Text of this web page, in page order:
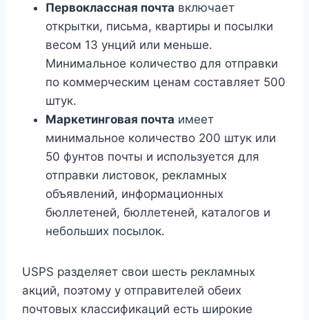
Первоклассная почта включает
открытки, письма, квартиры и посылки
весом 13 унций или меньше.
Минимальное количество для отправки
по коммерческим ценам составляет 500
штук.
Маркетинговая почта имеет
минимальное количество 200 штук или
50 фунтов почты и используется для
отправки листовок, рекламных
объявлений, информационных
бюллетеней, бюллетеней, каталогов и
небольших посылок.
USPS разделяет свои шесть рекламных
акций, поэтому у отправителей обеих
почтовых классификаций есть широкие